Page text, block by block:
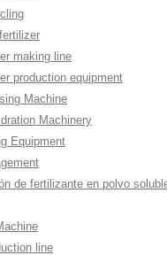
making line
production equipment
Machine
Machinery
Equipment
de fertilizante en polvo
line